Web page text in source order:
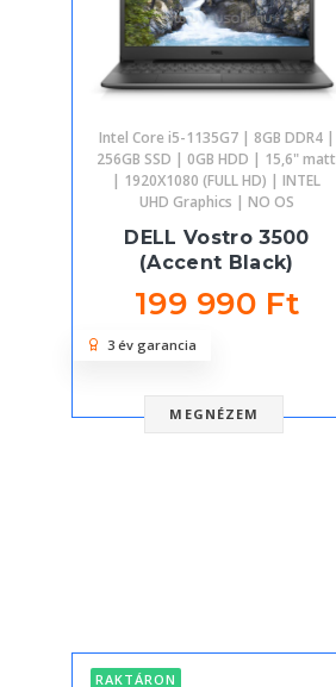
Intel Core i5-1135G7 | 8GB DDR4 |
256GB SSD | 0GB HDD | 15,6" matt
| 1920X1080 (FULL HD) | INTEL
UHD Graphics | NO OS
DELL Vostro 3500
(Accent Black)
199 990 Ft
MEGNÉZEM
3 év garancia
RAKTÁRON